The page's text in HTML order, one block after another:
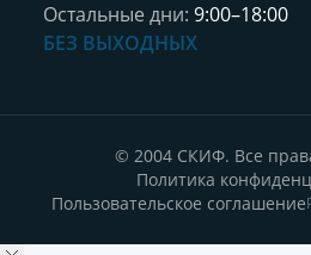
Остальные дни: 9:00–18:00
БЕЗ ВЫХОДНЫХ
© 2004 СКИФ. Все
Политика
Пользовательское соглашение